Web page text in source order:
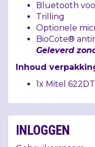
Bluetooth
Trilling
Optionele
BioCote®
Geleverd
Inhoud
1x Mitel 622DT
INLOGGEN